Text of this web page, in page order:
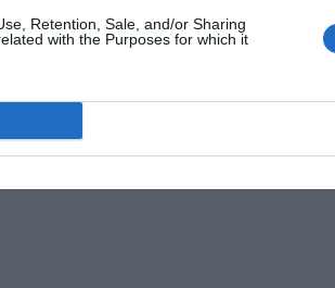
Retention, Sale, and/or Sharing
with the Purposes for which it